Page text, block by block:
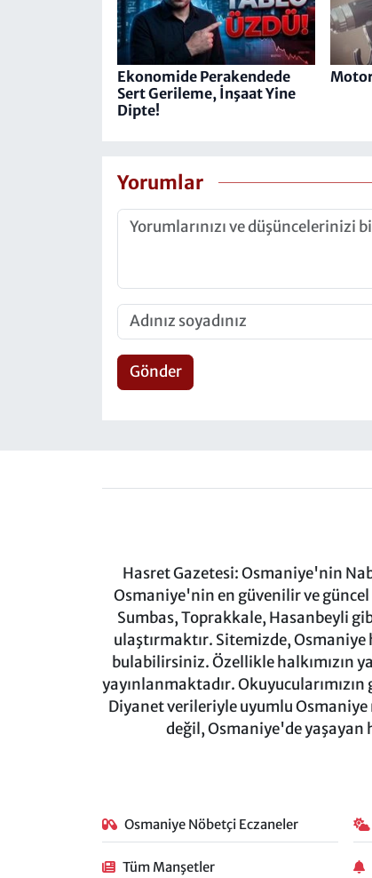
Ekonomide Perakendede
Sert Gerileme, İnşaat Yine
Dipte!
Yorumlar
Gönder
Hasret Gazetesi: Osmaniye'nin
Osmaniye'nin en güvenilir ve güncel
Sumbas, Toprakkale, Hasanbeyli
ulaştırmaktır. Sitemizde,
bulabilirsiniz. Özellikle halkımızın
yayınlanmaktadır.
Diyanet verileriyle uyumlu
değil, Osmaniye'de yaşayan
Osmaniye Nöbetçi Eczaneler
Tüm Manşetler